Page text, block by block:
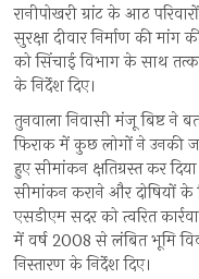
रानीपोखरी ग्रांट के आठ
सुरक्षा दीवार निर्माण की
को सिंचाई विभाग के साथ
के निर्देश दिए।
तुनवाला निवासी मंजू बिष्ट ने
फिराक में कुछ लोगों ने उनकी
हुए सीमांकन क्षतिग्रस्त कर
सीमांकन कराने और दोषियों
एसडीएम सदर को त्वरित
में वर्ष 2008 से लंबित भूमि
निस्तारण के निर्देश दिए।